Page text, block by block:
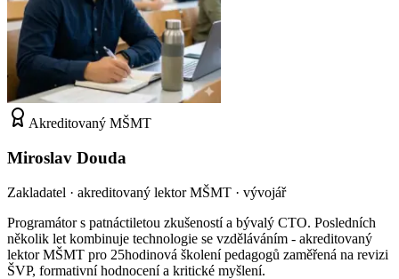
Akreditovaný MŠMT
Miroslav Douda
Zakladatel · akreditovaný lektor MŠMT · vývojář
Programátor s patnáctiletou zkušeností a bývalý CTO. Posledních
několik let kombinuje technologie se vzděláváním - akreditovaný
lektor MŠMT pro 25hodinová školení pedagogů zaměřená na revizi
ŠVP, formativní hodnocení a kritické myšlení.